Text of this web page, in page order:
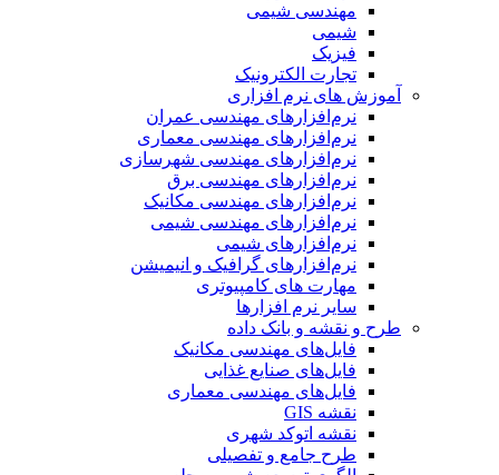
مهندسی شیمی
شیمی
فیزیک
تجارت الکترونیک
آموزش های نرم افزاری
نرم‌افزارهای مهندسی عمران
نرم‌افزارهای مهندسی معماری
نرم‌افزارهای مهندسی شهرسازی
نرم‌افزارهای مهندسی برق
نرم‌افزارهای مهندسی مکانیک
نرم‌افزارهای مهندسی شیمی
نرم‌افزارهای شیمی
نرم‌افزارهای گرافیک و انیمیشن
مهارت های کامپیوتری
سایر نرم افزارها
طرح و نقشه و بانک داده
فایل‌های مهندسی مکانیک
فایل‌های صنایع غذایی
فایل‌های مهندسی معماری
نقشه GIS
نقشه اتوکد شهری
طرح جامع و تفصیلی